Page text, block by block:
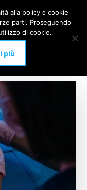
Menu
alla policy e cookie
parti. Proseguendo
di cookie.
più